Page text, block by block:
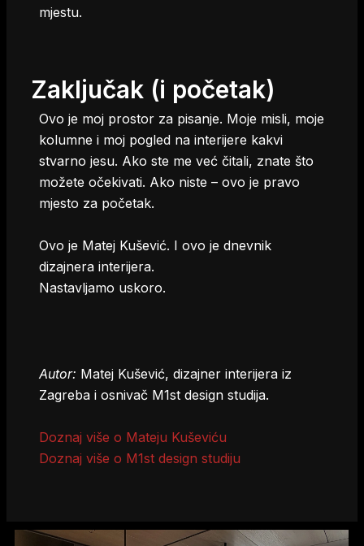
mjestu.
Zaključak (i početak)
Ovo je moj prostor za pisanje. Moje misli, moje
kolumne i moj pogled na interijere kakvi
stvarno jesu. Ako ste me već čitali, znate što
možete očekivati. Ako niste – ovo je pravo
mjesto za početak.
Ovo je Matej Kušević. I ovo je dnevnik
dizajnera interijera.
Nastavljamo uskoro.
Autor: Matej Kušević, dizajner interijera iz
Zagreba i osnivač M1st design studija.
Doznaj više o Mateju Kuševiću
Doznaj više o M1st design studiju